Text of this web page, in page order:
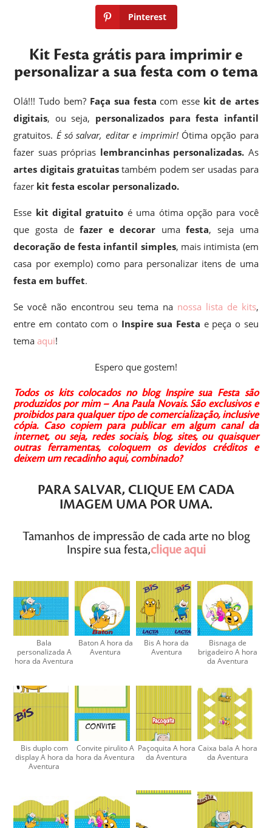
Pinterest
Kit Festa grátis para imprimir e
personalizar a sua festa com o tema
Olá!!! Tudo bem? Faça sua festa com esse kit de artes
digitais, ou seja, personalizados para festa infantil
gratuitos. É só salvar, editar e imprimir! Ótima opção para
fazer suas próprias lembrancinhas personalizadas. As
artes digitais gratuitastambém podem ser usadas para
fazer kit festa escolar personalizado.
Esse kit digital gratuito é uma ótima opção para você
que gosta defazer e decorar umafesta, seja uma
decoração de festa infantil simples, mais intimista (em
casa por exemplo) como para personalizar itens de uma
festa em buffet.
Se você não encontrou seu tema na nossa lista de kits,
entre em contato com o Inspire sua Festa e peça o seu
temaaqui!
Espero que gostem!
Todos os kits colocados no blog Inspire sua Festa são
produzidos por mim – Ana Paula Novais. São exclusivos e
proibidos para qualquer tipo de comercialização, inclusive
cópia. Caso copiem para publicar em algum canal da
internet, ou seja, redes sociais, blog, sites, ou quaisquer
outras ferramentas, coloquem os devidos créditos e
deixem um recadinho aqui, combinado?
PARA SALVAR, CLIQUE EM CADA
IMAGEM UMA POR UMA.
Tamanhos de impressão de cada arte no blog
Inspire sua festa,clique aqui
Bala
personalizada A
hora da Aventura
Baton A hora da
Aventura
Bis A hora da
Aventura
Bisnaga de
brigadeiro A hora
da Aventura
Bis duplo com
display A hora da
Aventura
Convite pirulito A
hora da Aventura
Paçoquita A hora
da Aventura
Caixa bala A hora
da Aventura